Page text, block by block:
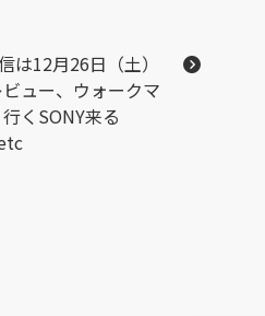
は12月26日（土）
ュー、ウォークマ
くSONY来る